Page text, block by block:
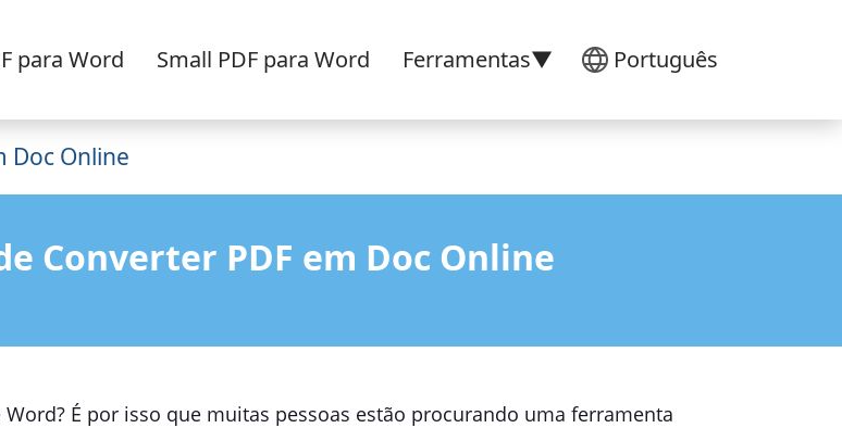
Português
para Word Small PDF para Word Ferramentas▼
Doc Online
Converter PDF em Doc Online
É por isso que muitas pessoas estão procurando uma ferramenta